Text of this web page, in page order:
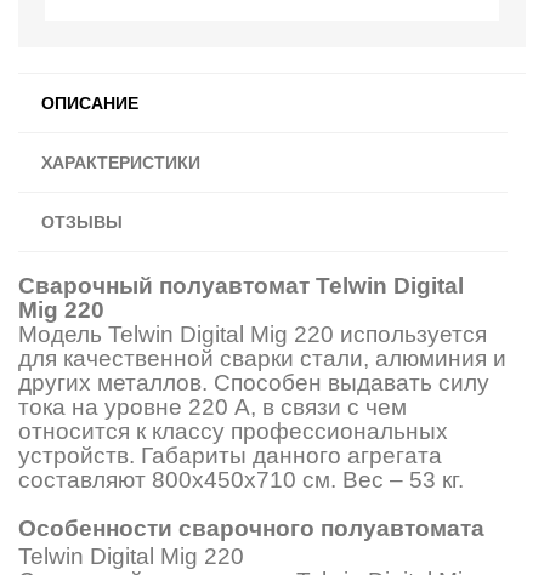
ОПИСАНИЕ
ХАРАКТЕРИСТИКИ
ОТЗЫВЫ
Сварочный полуавтомат Telwin Digital
Mig 220
Модель Telwin Digital Mig 220 используется
для качественной сварки стали, алюминия и
других металлов. Способен выдавать силу
тока на уровне 220 А, в связи с чем
относится к классу профессиональных
устройств. Габариты данного агрегата
составляют 800х450х710 см. Вес – 53 кг.
Особенности сварочного полуавтомата
Telwin Digital Mig 220